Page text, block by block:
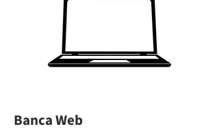
Banca Web